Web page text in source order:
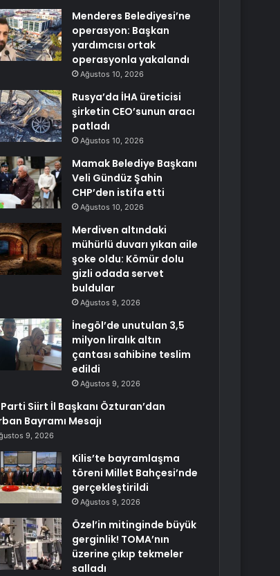
Menderes Belediyesi’ne
operasyon: Başkan
yardımcısı ortak
operasyonla yakalandı
Ağustos 10, 2026
Rusya’da İHA üreticisi
şirketin CEO’sunun aracı
patladı
Ağustos 10, 2026
Mamak Belediye Başkanı
Veli Gündüz Şahin
CHP’den istifa etti
Ağustos 10, 2026
Merdiven altındaki
mühürlü duvarı yıkan aile
şoke oldu: Kömür dolu
gizli odada servet
buldular
Ağustos 9, 2026
İnegöl’de unutulan 3,5
milyon liralık altın
çantası sahibine teslim
edildi
Ağustos 9, 2026
Parti Siirt İl Başkanı Özturan’dan
Bayramı Mesajı
9, 2026
Kilis’te bayramlaşma
töreni Millet Bahçesi’nde
gerçekleştirildi
Ağustos 9, 2026
Özel’in mitinginde büyük
gerginlik! TOMA’nın
üzerine çıkıp tekmeler
salladı